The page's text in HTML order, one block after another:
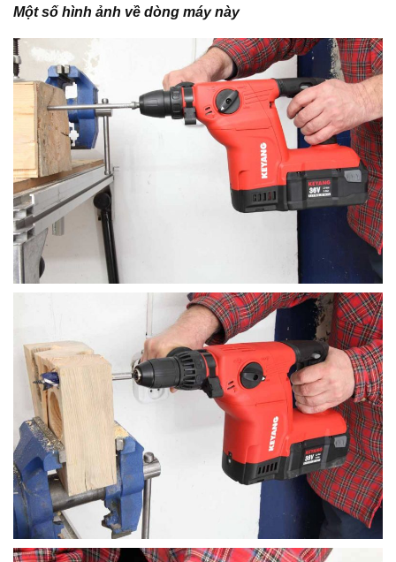
Một số hình ảnh về dòng máy này